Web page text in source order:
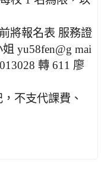
將報名表 服務證
yu58fen@g mai
轉 611 廖
不支代課費、